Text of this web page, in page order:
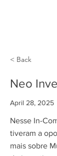
< Back
Neo
April 28, 2025
Nesse In-
tiveram a
mais sobre